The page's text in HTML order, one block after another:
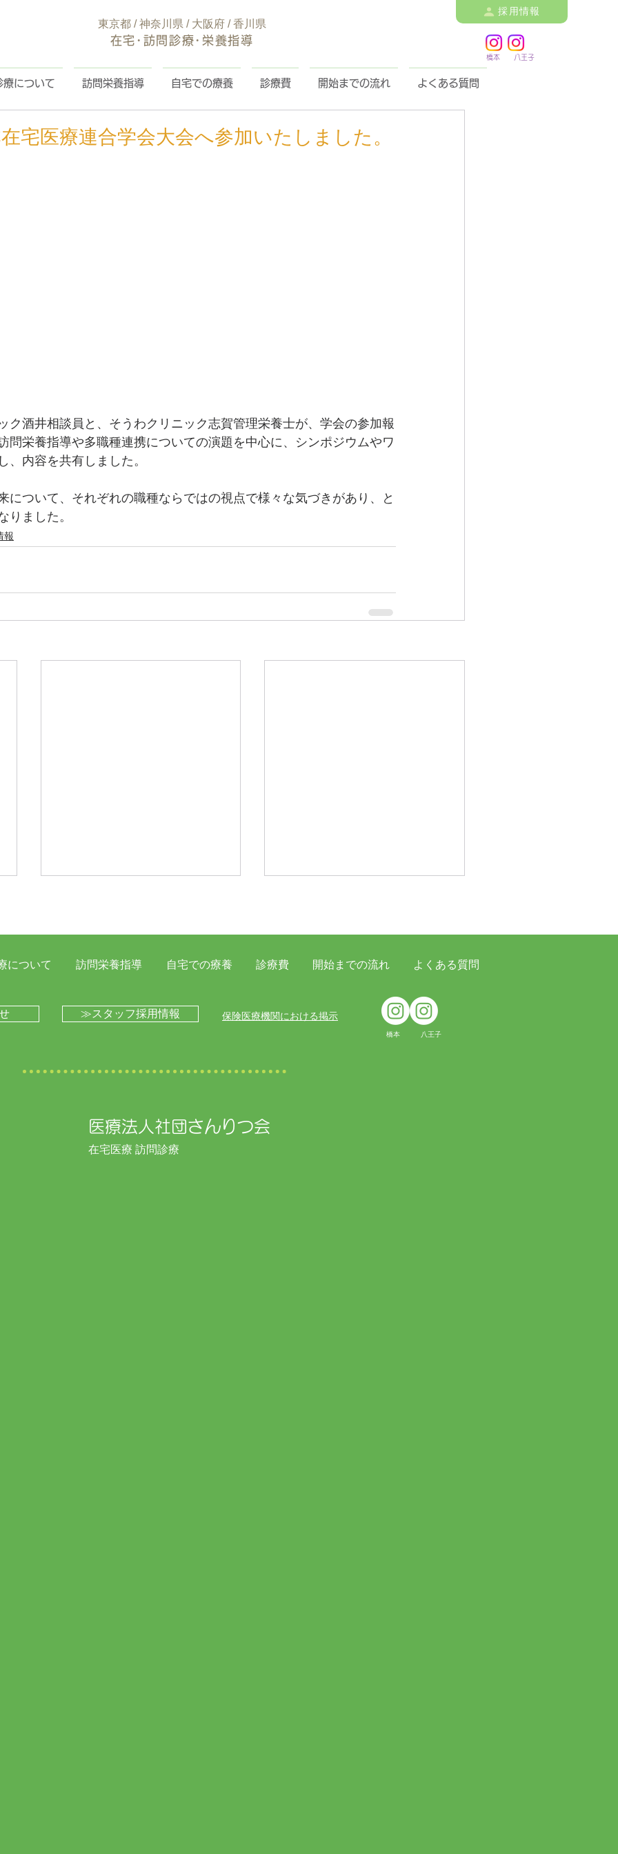
東京都 / 神奈川県 / 大阪府 / 香川県
在宅･訪問診療･栄養指導
採用情報
橋本 八王子
療について 訪問栄養指導 自宅での療養 診療費 開始までの流れ よくある質問
宅医療連合学会大会へ参加いたしました。
ク酒井相談員と、そうわクリニック志賀管理栄養士が、学会の参加報
問栄養指導や多職種連携についての演題を中心に、シンポジウムやワ
、内容を共有しました。
について、それぞれの職種ならではの視点で様々な気づきがあり、と
りました。
報
伊藤医師による心不全の勉強
湘南台クリニックにて地域の
事業所様を対象とした勉強会
について 訪問栄養指導 自宅での療養 診療費 開始までの流れ よくある質問
≫スタッフ採用情報 ​​保険医療機関における掲示
橋本 八王子
医療法人社団さんりつ会​​
在宅医療 訪問診療